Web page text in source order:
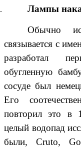
Лампы
Обычно
связывается с
разработал
обугленную
сосуде был
Его
повторил это в
целый водопад
были, Cruto,